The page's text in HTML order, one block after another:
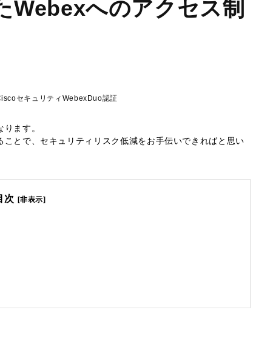
へのアクセス制
セキュリティ Webex Duo認証
ます。
とで、セキュリティリスク低減をお手伝いできればと思い
次 [非表示]